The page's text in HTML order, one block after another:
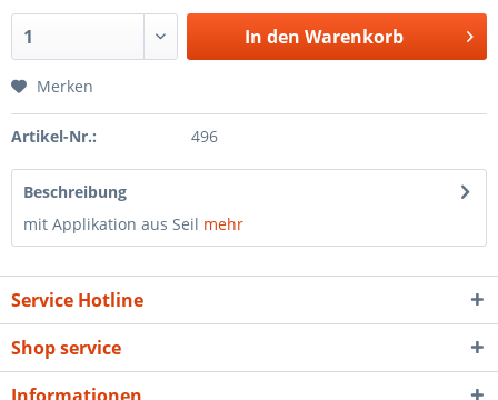
In den Warenkorb
Merken
Artikel-Nr.: 496
Beschreibung
mit Applikation aus Seil mehr
Service Hotline
Shop service